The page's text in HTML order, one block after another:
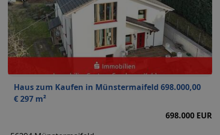
Haus zum Kaufen in Münstermaifeld 698.000,00
€ 297 m²
698.000 EUR